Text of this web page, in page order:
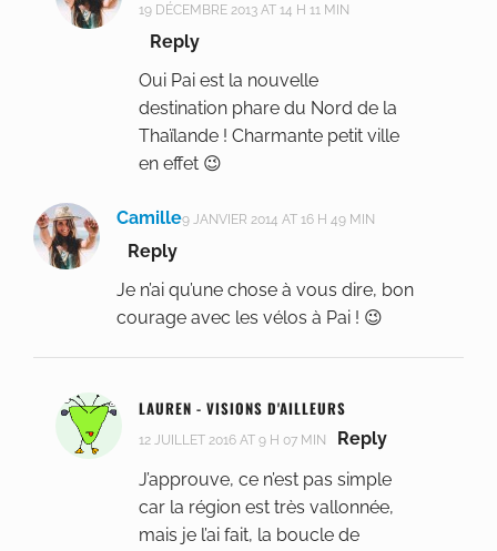
19 DÉCEMBRE 2013 AT 14 H 11 MIN
Reply
Oui Pai est la nouvelle
destination phare du Nord de la
Thaïlande ! Charmante petit ville
en effet 😉
Camille9 JANVIER 2014 AT 16 H 49 MIN
Reply
Je n’ai qu’une chose à vous dire, bon
courage avec les vélos à Pai ! 😉
LAUREN - VISIONS D'AILLEURS
12 JUILLET 2016 AT 9 H 07 MIN
Reply
J’approuve, ce n’est pas simple
car la région est très vallonnée,
mais je l’ai fait, la boucle de